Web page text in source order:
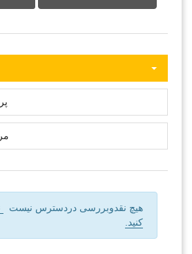
هیچ نقدوبررسی دردسترس نیست
کنید.